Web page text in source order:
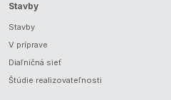
Stavby
Stavby
V príprave
Diaľničná sieť
Štúdie realizovateľnosti